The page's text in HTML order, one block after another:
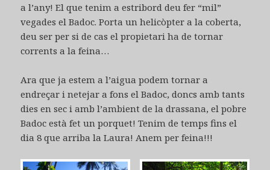
a l’any! El que tenim a estribord deu fer “mil”
vegades el Badoc. Porta un helicòpter a la coberta,
deu ser per si de cas el propietari ha de tornar
corrents a la feina…
Ara que ja estem a l’aigua podem tornar a
endreçar i netejar a fons el Badoc, doncs amb tants
dies en sec i amb l’ambient de la drassana, el pobre
Badoc està fet un porquet! Tenim de temps fins el
dia 8 que arriba la Laura! Anem per feina!!!